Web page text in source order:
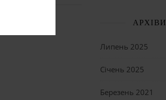
АРХІВИ
Липень 2025
Січень 2025
Березень 2021